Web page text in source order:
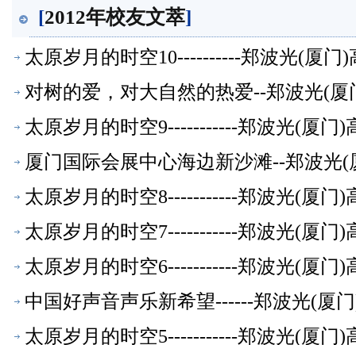
[2012年校友文萃]
太原岁月的时空10----------郑波光(厦门
对树的爱，对大自然的热爱--郑波光(
太原岁月的时空9-----------郑波光(厦门)
厦门国际会展中心海边新沙滩--郑波光
太原岁月的时空8-----------郑波光(厦门)
太原岁月的时空7-----------郑波光(厦门)
太原岁月的时空6-----------郑波光(厦门)
中国好声音声乐新希望------郑波光(厦
太原岁月的时空5-----------郑波光(厦门)